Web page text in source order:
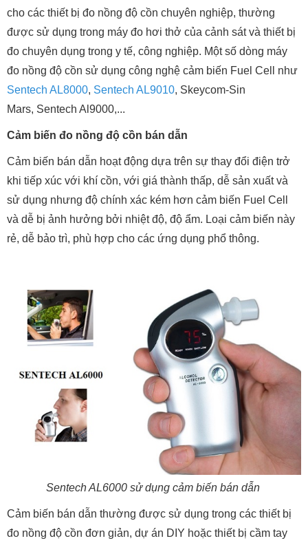
cho các thiết bị đo nồng độ cồn chuyên nghiệp, thường
được sử dụng trong máy đo hơi thở của cảnh sát và thiết bị
đo chuyên dụng trong y tế, công nghiệp. Một số dòng máy
đo nồng độ cồn sử dụng công nghệ cảm biến Fuel Cell như
Sentech AL8000, Sentech AL9010, Skeycom-Sin
Mars, Sentech Al9000,...
Cảm biến đo nồng độ cồn bán dẫn
Cảm biến bán dẫn hoạt động dựa trên sự thay đổi điện trở
khi tiếp xúc với khí cồn, với giá thành thấp, dễ sản xuất và
sử dụng nhưng độ chính xác kém hơn cảm biến Fuel Cell
và dễ bị ảnh hưởng bởi nhiệt độ, độ ẩm. Loại cảm biến này
rẻ, dễ bảo trì, phù hợp cho các ứng dụng phổ thông.
Sentech AL6000 sử dụng cảm biến bán dẫn
Cảm biến bán dẫn thường được sử dụng trong các thiết bị
đo nồng độ cồn đơn giản, dự án DIY hoặc thiết bị cầm tay